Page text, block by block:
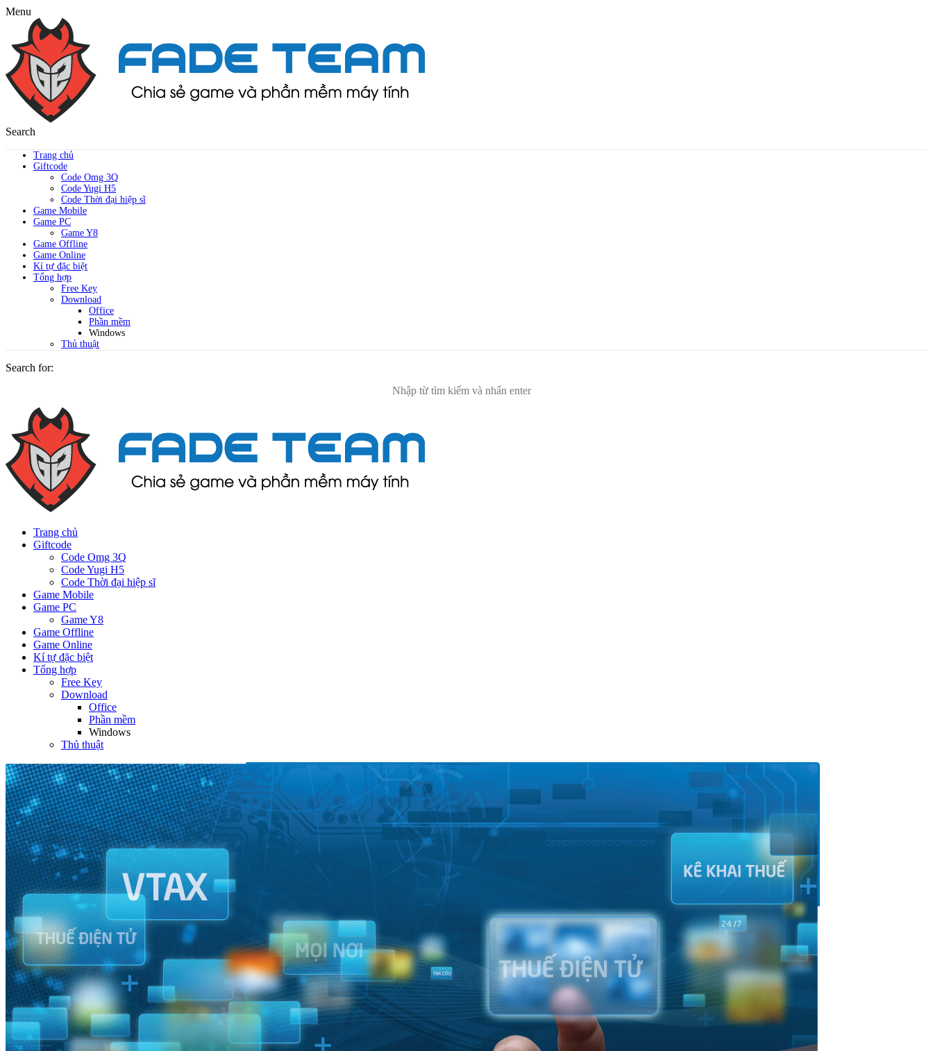
Menu
Search
Trang chủ
Giftcode
Code Omg 3Q
Code Yugi H5
Code Thời đại hiệp sĩ
Game Mobile
Game PC
Game Y8
Game Offline
Game Online
Kí tự đặc biệt
Tổng hợp
Free Key
Download
Office
Phần mềm
Windows
Thủ thuật
Search for:
Trang chủ
Giftcode
Code Omg 3Q
Code Yugi H5
Code Thời đại hiệp sĩ
Game Mobile
Game PC
Game Y8
Game Offline
Game Online
Kí tự đặc biệt
Tổng hợp
Free Key
Download
Office
Phần mềm
Windows
Thủ thuật